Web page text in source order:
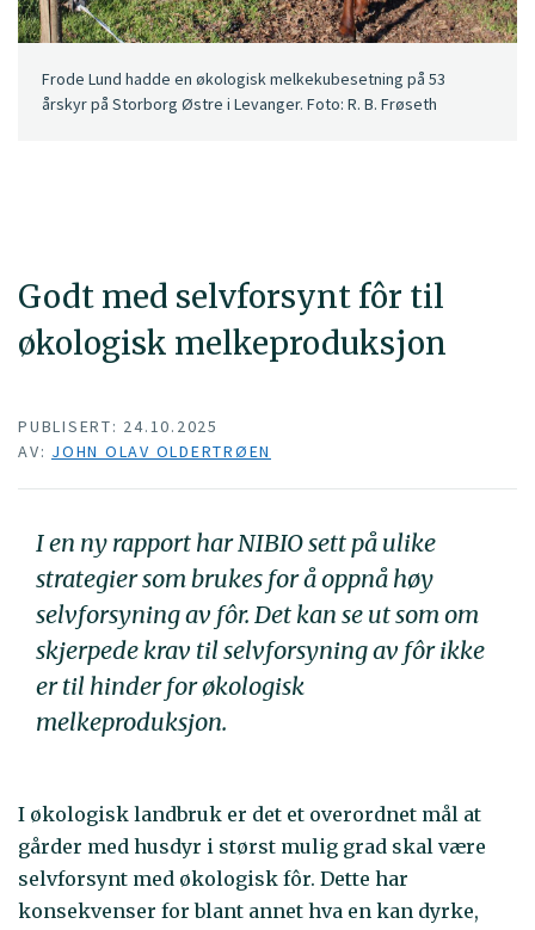
Godt med selvforsynt fôr til
økologisk melkeproduksjon
Frode Lund hadde en økologisk melkekubesetning på 53
årskyr på Storborg Østre i Levanger. Foto: R. B. Frøseth
PUBLISERT: 24.10.2025
AV: JOHN OLAV OLDERTRØEN
I en ny rapport har NIBIO sett på ulike
strategier som brukes for å oppnå høy
selvforsyning av fôr. Det kan se ut som om
skjerpede krav til selvforsyning av fôr ikke
er til hinder for økologisk
melkeproduksjon.
I økologisk landbruk er det et overordnet mål at
gårder med husdyr i størst mulig grad skal være
selvforsynt med økologisk fôr. Dette har
konsekvenser for blant annet hva en kan dyrke,